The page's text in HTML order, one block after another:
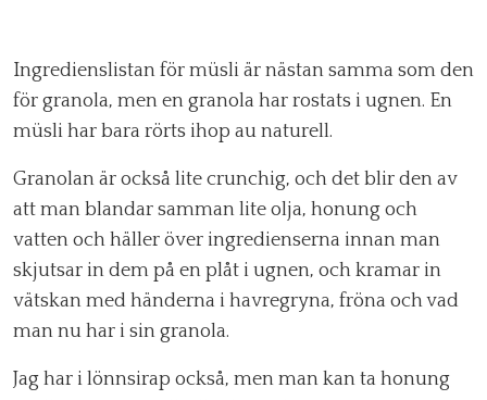
Ingredienslistan för müsli är nästan samma som den
för granola, men en granola har rostats i ugnen. En
müsli har bara rörts ihop au naturell.
Granolan är också lite crunchig, och det blir den av
att man blandar samman lite olja, honung och
vatten och häller över ingredienserna innan man
skjutsar in dem på en plåt i ugnen, och kramar in
vätskan med händerna i havregryna, fröna och vad
man nu har i sin granola.
Jag har i lönnsirap också, men man kan ta honung